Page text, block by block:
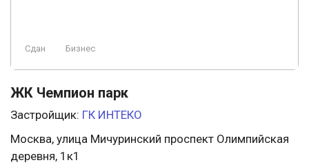
Сдан Бизнес
ЖК Чемпион парк
Застройщик: ГК ИНТЕКО
Москва, улица Мичуринский проспект Олимпийская
деревня, 1к1